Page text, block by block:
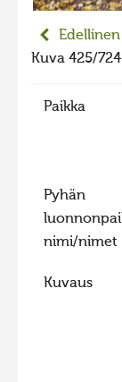
Liikkuvat
Hiite
Hiite
Liikkuvat
Hiite
Hiite
Hiite
Edellinen
Kuva 425/724
Paikka
Pyhän
nimi/nimet
Kuvaus